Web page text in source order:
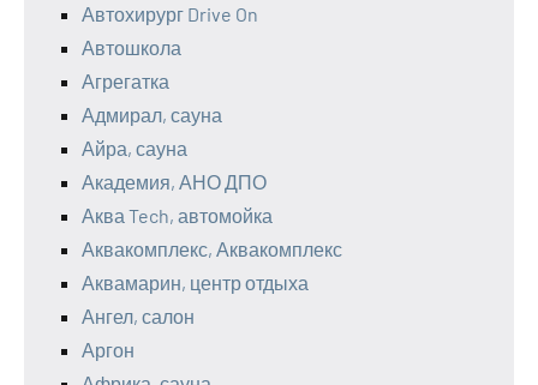
Автохирург Drive On
Автошкола
Агрегатка
Адмирал, сауна
Айра, сауна
Академия, АНО ДПО
Аква Tech, автомойка
Аквакомплекс, Аквакомплекс
Аквамарин, центр отдыха
Ангел, салон
Аргон